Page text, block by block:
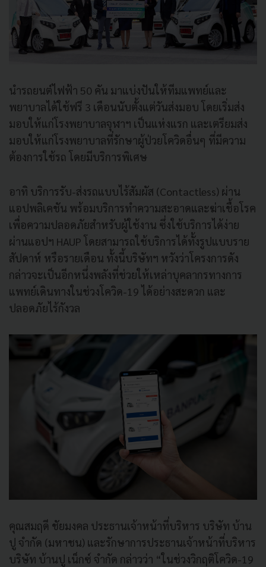
นำรถยนต์ไฟฟ้า 50 คัน มาแบ่งปันให้ทีมแพทย์และ
พยาบาลได้ใช้ฟรี 3 เดือนนับตั้งแต่วันส่งมอบ โดยเริ่มส่ง
มอบให้แก่โรงพยาบาลจุฬาฯ เป็นแห่งแรก และเตรียมส่ง
มอบให้แก่โรงพยาบาลที่รักษาผู้ป่วยโควิดอื่นๆ ที่มีความ
ต้องการใช้รถ โดยมีบริการพิเศษ
อาทิ บริการรับ-ส่งรถแบบไร้สัมผัส (Contactless) ผ่าน
แอปพลิเคชัน พร้อมบริการทำความสะอาดและฆ่าเชื้อโรค
เพื่อความปลอดภัยสำหรับผู้ใช้งาน ซึ่งใช้บริการได้ง่าย
ผ่านแอปฯ HAUP โดยสามารถใช้บริการได้ทั้งรูปแบบราย
สัปดาห์ หรือรายเดือน ทั้งนี้บริษัทฯ หวังว่าโครงการดัง
กล่าวจะเป็นอีกหนึ่งพลังที่ช่วยให้เหล่าบุคลากรทางการ
แพทย์เดินทางในช่วงโควิด-19 ได้อย่างสะดวก และ
ปลอดภัยไร้กังวล
คุณสมฤดี ชัยมงคล ประธานเจ้าหน้าที่บริหาร บริษัท บ้าน
ปู จำกัด (มหาชน) และรักษาการประธานเจ้าหน้าที่บริหาร
บริษัท บ้านปู เน็กซ์ จำกัด กล่าวว่า “ในช่วงวิกฤติโควิด-19